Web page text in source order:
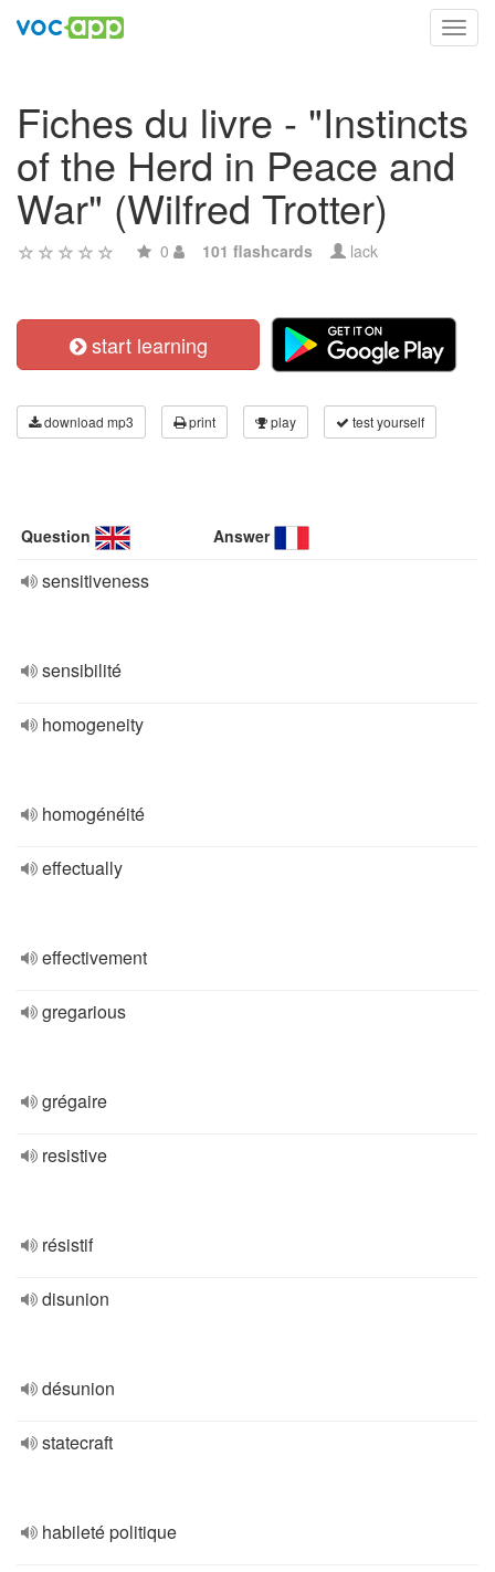
Fiches du livre - "Instincts
of the Herd in Peace and
War" (Wilfred Trotter)
0 101 flashcards lack
start learning
download mp3 print play test yourself
Question Answer
sensitiveness
sensibilité
homogeneity
homogénéité
effectually
effectivement
gregarious
grégaire
resistive
résistif
disunion
désunion
statecraft
habileté politique